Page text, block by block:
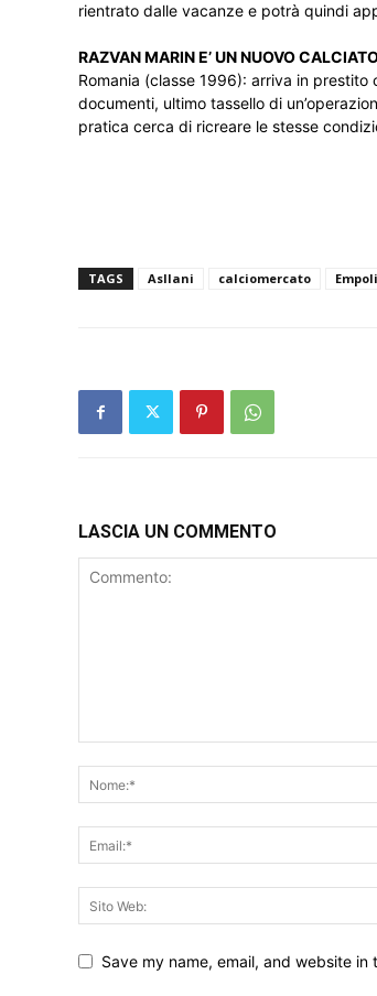
rientrato dalle vacanze e potrà quindi
RAZVAN MARIN E’ UN NUOVO
Romania (classe 1996): arriva in
documenti, ultimo tassello di
pratica cerca di ricreare le stesse
TAGS Asllani calciomercato Empoli
LASCIA UN COMMENTO
Save my name, email, and website